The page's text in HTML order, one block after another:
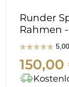
Runder
Rahmen
delivery_truck_speed